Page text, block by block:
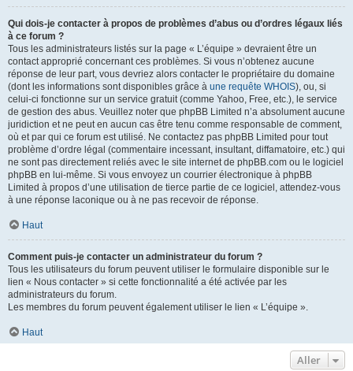
Qui dois-je contacter à propos de problèmes d’abus ou d’ordres légaux liés
à ce forum ?
Tous les administrateurs listés sur la page « L’équipe » devraient être un
contact approprié concernant ces problèmes. Si vous n’obtenez aucune
réponse de leur part, vous devriez alors contacter le propriétaire du domaine
(dont les informations sont disponibles grâce à une requête WHOIS), ou, si
celui-ci fonctionne sur un service gratuit (comme Yahoo, Free, etc.), le service
de gestion des abus. Veuillez noter que phpBB Limited n’a absolument aucune
juridiction et ne peut en aucun cas être tenu comme responsable de comment,
où et par qui ce forum est utilisé. Ne contactez pas phpBB Limited pour tout
problème d’ordre légal (commentaire incessant, insultant, diffamatoire, etc.) qui
ne sont pas directement reliés avec le site internet de phpBB.com ou le logiciel
phpBB en lui-même. Si vous envoyez un courrier électronique à phpBB
Limited à propos d’une utilisation de tierce partie de ce logiciel, attendez-vous
à une réponse laconique ou à ne pas recevoir de réponse.
Haut
Comment puis-je contacter un administrateur du forum ?
Tous les utilisateurs du forum peuvent utiliser le formulaire disponible sur le
lien « Nous contacter » si cette fonctionnalité a été activée par les
administrateurs du forum.
Les membres du forum peuvent également utiliser le lien « L’équipe ».
Haut
Aller